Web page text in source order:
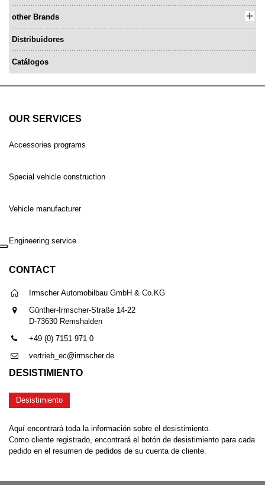
other Brands
Distribuidores
Catálogos
OUR SERVICES
Accessories programs
Special vehicle construction
Vehicle manufacturer
Engineering service
CONTACT
Irmscher Automobilbau GmbH & Co.KG
Günther-Irmscher-Straße 14-22
D-73630 Remshalden
+49 (0) 7151 971 0
vertrieb_ec@irmscher.de
DESISTIMIENTO
Desistimiento
Aquí encontrará toda la información sobre el desistimiento.
Como cliente registrado, encontrará el botón de desistimiento para cada
pedido en el resumen de pedidos de su cuenta de cliente.